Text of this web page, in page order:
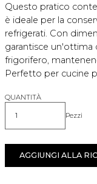
Questo pratico
è ideale per la
refrigerati. Con
garantisce un'ottima
frigorifero,
Perfetto per cucine
QUANTITÀ
Quantità Pezzi
AGGIUNGI ALLA